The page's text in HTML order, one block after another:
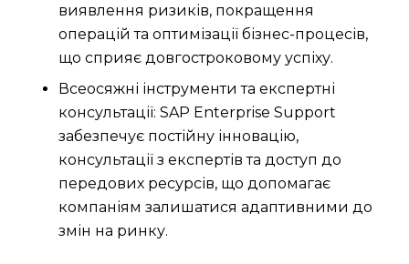
виявлення ризиків, покращення
операцій та оптимізації бізнес-процесів,
що сприяє довгостроковому успіху.
Всеосяжні інструменти та експертні
консультації: SAP Enterprise Support
забезпечує постійну інновацію,
консультації з експертів та доступ до
передових ресурсів, що допомагає
компаніям залишатися адаптивними до
змін на ринку.